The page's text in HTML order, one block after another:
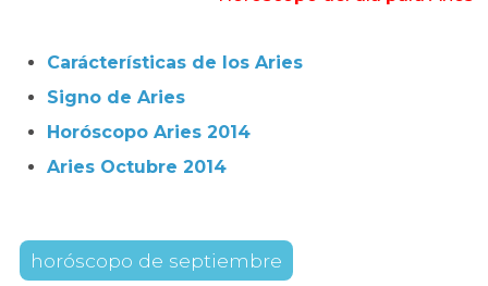
Carácterísticas de los Aries
Signo de Aries
Horóscopo Aries 2014
Aries Octubre 2014
horóscopo de septiembre